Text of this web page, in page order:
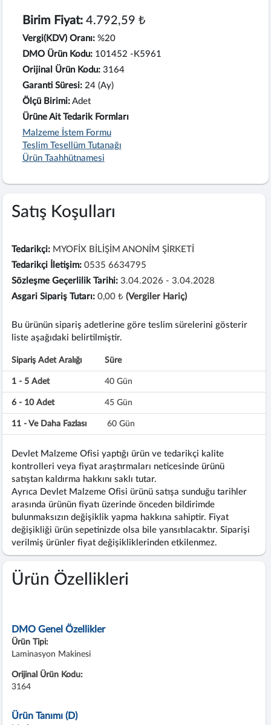
Birim Fiyat:4.792,59 ₺
Vergi(KDV) Oranı: %20
DMO Ürün Kodu: 101452 -K5961
Orijinal Ürün Kodu: 3164
Garanti Süresi: 24 (Ay)
Ölçü Birimi: Adet
Ürüne Ait Tedarik Formları
Malzeme İstem Formu
Teslim Tesellüm Tutanağı
Ürün Taahhütnamesi
Satış Koşulları
Tedarikçi: MYOFİX BİLİŞİM ANONİM ŞİRKETİ
Tedarikçi İletişim: 0535 6634795
Sözleşme Geçerlilik Tarihi: 3.04.2026 - 3.04.2028
Asgari Sipariş Tutarı: 0,00 ₺(Vergiler Hariç)
Bu ürünün sipariş adetlerine göre teslim sürelerini gösterir
liste aşağıdaki belirtilmiştir.
Sipariş Adet Aralığı Süre
1 - 5 Adet 40 Gün
6 - 10 Adet 45 Gün
11 - Ve Daha Fazlası 60 Gün
Devlet Malzeme Ofisi yaptığı ürün ve tedarikçi kalite
kontrolleri veya fiyat araştırmaları neticesinde ürünü
satıştan kaldırma hakkını saklı tutar.
Ayrıca Devlet Malzeme Ofisi ürünü satışa sunduğu tarihler
arasında ürünün fiyatı üzerinde önceden bildirimde
bulunmaksızın değişiklik yapma hakkına sahiptir. Fiyat
değişikliği ürün sepetinizde olsa bile yansıtılacaktır. Siparişi
verilmiş ürünler fiyat değişikliklerinden etkilenmez.
Ürün Özellikleri
DMO Genel Özellikler
Ürün Tipi:
Laminasyon Makinesi
Orijinal Ürün Kodu:
3164
Ürün Tanımı (D)